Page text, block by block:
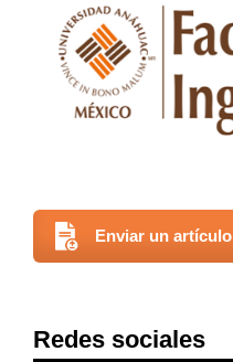
Enviar un artículo
Redes sociales